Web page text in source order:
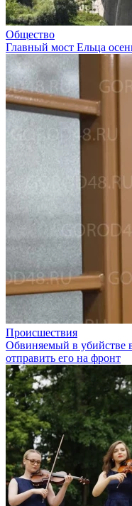
Общество
Главный мост Ельца
Происшествия
Обвиняемый в убийстве
отправить его на фронт